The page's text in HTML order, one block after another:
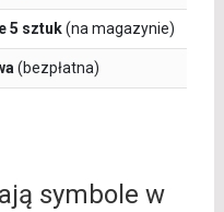
5 sztuk(na magazynie)
(bezpłatna)
symbole w